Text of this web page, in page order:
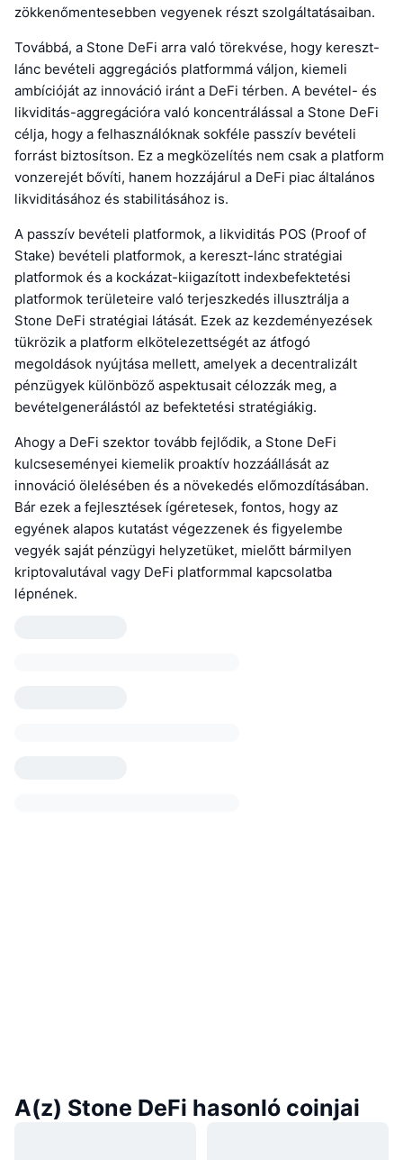
zökkenőmentesebben vegyenek részt szolgáltatásaiban.
Továbbá, a Stone DeFi arra való törekvése, hogy kereszt-
lánc bevételi aggregációs platformmá váljon, kiemeli
ambícióját az innováció iránt a DeFi térben. A bevétel- és
likviditás-aggregációra való koncentrálással a Stone DeFi
célja, hogy a felhasználóknak sokféle passzív bevételi
forrást biztosítson. Ez a megközelítés nem csak a platform
vonzerejét bővíti, hanem hozzájárul a DeFi piac általános
likviditásához és stabilitásához is.
A passzív bevételi platformok, a likviditás POS (Proof of
Stake) bevételi platformok, a kereszt-lánc stratégiai
platformok és a kockázat-kiigazított indexbefektetési
platformok területeire való terjeszkedés illusztrálja a
Stone DeFi stratégiai látását. Ezek az kezdeményezések
tükrözik a platform elkötelezettségét az átfogó
megoldások nyújtása mellett, amelyek a decentralizált
pénzügyek különböző aspektusait célozzák meg, a
bevételgenerálástól az befektetési stratégiákig.
Ahogy a DeFi szektor tovább fejlődik, a Stone DeFi
kulcseseményei kiemelik proaktív hozzáállását az
innováció ölelésében és a növekedés előmozdításában.
Bár ezek a fejlesztések ígéretesek, fontos, hogy az
egyének alapos kutatást végezzenek és figyelembe
vegyék saját pénzügyi helyzetüket, mielőtt bármilyen
kriptovalutával vagy DeFi platformmal kapcsolatba
lépnének.
A(z) Stone DeFi hasonló coinjai